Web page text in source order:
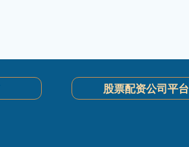
股票配资公司平台